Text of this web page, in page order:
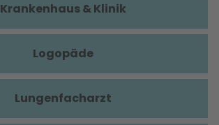
Krankenhaus & Klinik
Logopäde
Lungenfacharzt